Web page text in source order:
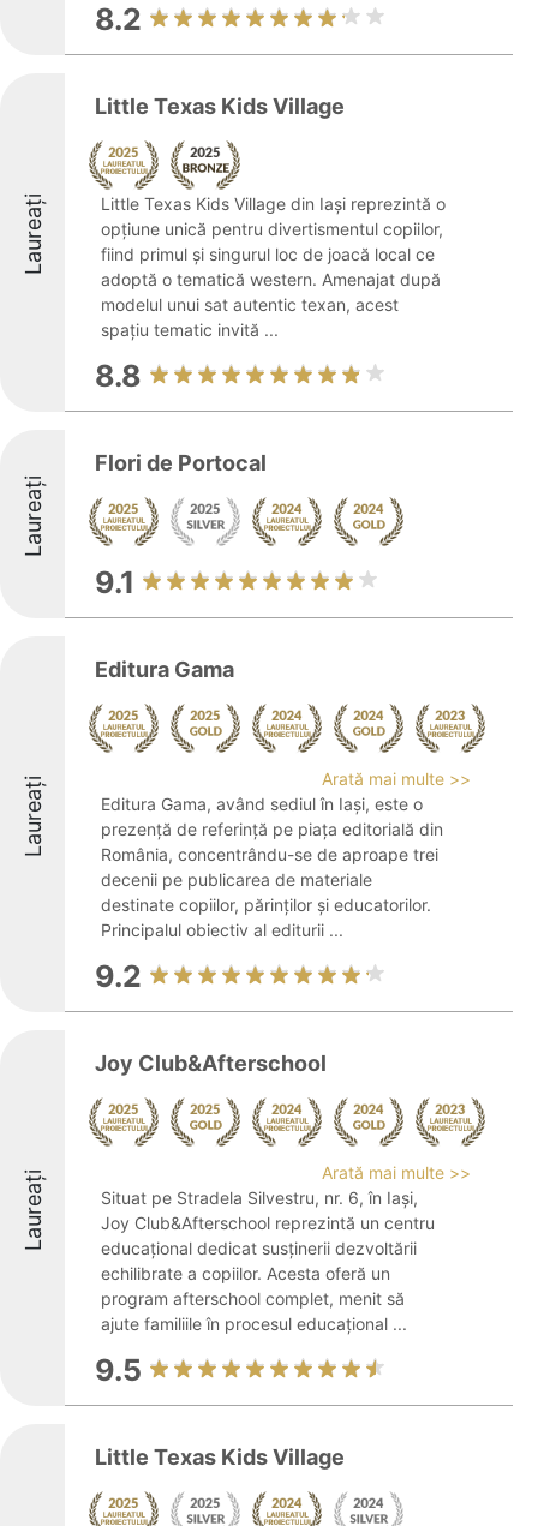
8.2
Laureați
Little Texas Kids Village
Little Texas Kids Village din Iași reprezintă o
opțiune unică pentru divertismentul copiilor,
fiind primul și singurul loc de joacă local ce
adoptă o tematică western. Amenajat după
modelul unui sat autentic texan, acest
spațiu tematic invită ...
8.8
Laureați
Flori de Portocal
9.1
Laureați
Editura Gama
Arată mai multe >>
Editura Gama, având sediul în Iași, este o
prezență de referință pe piața editorială din
România, concentrându-se de aproape trei
decenii pe publicarea de materiale
destinate copiilor, părinților și educatorilor.
Principalul obiectiv al editurii ...
9.2
Laureați
Joy Club&Afterschool
Arată mai multe >>
Situat pe Stradela Silvestru, nr. 6, în Iași,
Joy Club&Afterschool reprezintă un centru
educațional dedicat susținerii dezvoltării
echilibrate a copiilor. Acesta oferă un
program afterschool complet, menit să
ajute familiile în procesul educațional ...
9.5
Little Texas Kids Village